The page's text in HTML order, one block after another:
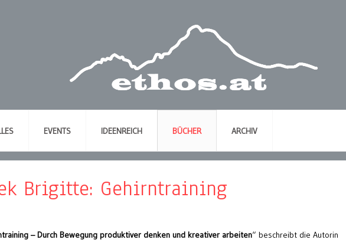
EVENTS IDEENREICH BÜCHER ARCHIV
Brigitte: Gehirntraining
– Durch Bewegung produktiver denken und kreativer arbeiten“ beschreibt die Autorin